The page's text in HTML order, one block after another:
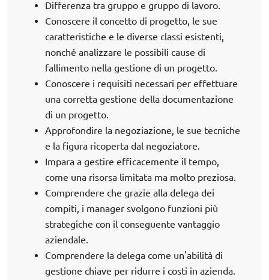
Differenza tra gruppo e gruppo di lavoro.
Conoscere il concetto di progetto, le sue
caratteristiche e le diverse classi esistenti,
nonché analizzare le possibili cause di
fallimento nella gestione di un progetto.
Conoscere i requisiti necessari per effettuare
una corretta gestione della documentazione
di un progetto.
Approfondire la negoziazione, le sue tecniche
e la figura ricoperta dal negoziatore.
Impara a gestire efficacemente il tempo,
come una risorsa limitata ma molto preziosa.
Comprendere che grazie alla delega dei
compiti, i manager svolgono funzioni più
strategiche con il conseguente vantaggio
aziendale.
Comprendere la delega come un'abilità di
gestione chiave per ridurre i costi in azienda.